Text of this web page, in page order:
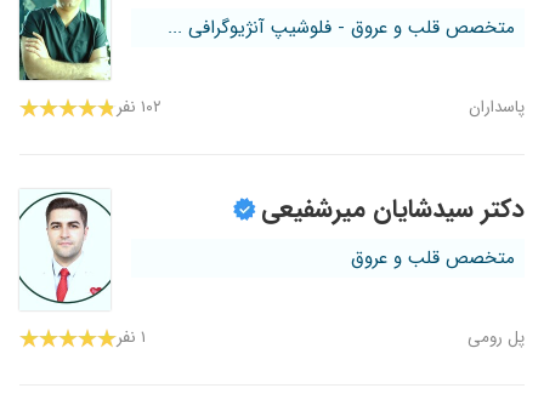
متخصص قلب و عروق - فلوشیپ آنژیوگرافی ...
پاسداران ۱۰۲ نفر
دکتر سیدشایان میرشفیعی
متخصص قلب و عروق
پل رومی ۱ نفر